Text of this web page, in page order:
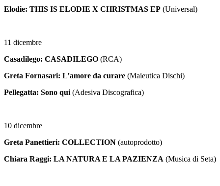
Elodie: THIS IS ELODIE X CHRISTMAS EP (Universal)
11 dicembre
Casadilego: CASADILEGO (RCA)
Greta Fornasari: L’amore da curare (Maieutica Dischi)
Pellegatta: Sono qui (Adesiva Discografica)
10 dicembre
Greta Panettieri: COLLECTION (autoprodotto)
Chiara Raggi: LA NATURA E LA PAZIENZA (Musica di Seta)